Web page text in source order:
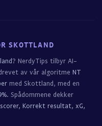
SKOTTLAND
? NerdyTips tilbyr AI-
av vår algoritme NT
med Skottland, med en
. Spådommene dekker
Korrekt resultat, xG,